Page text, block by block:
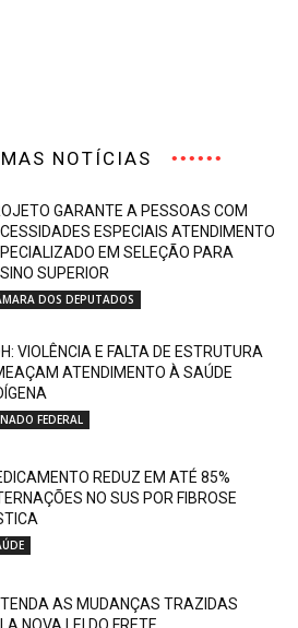
NOTÍCIAS
GARANTE A PESSOAS COM
ESPECIAIS ATENDIMENTO
EM SELEÇÃO PARA
SUPERIOR
DOS DEPUTADOS
VIOLÊNCIA E FALTA DE ESTRUTURA
ATENDIMENTO À SAÚDE
FEDERAL
REDUZ EM ATÉ 85%
NO SUS POR FIBROSE
AS MUDANÇAS TRAZIDAS